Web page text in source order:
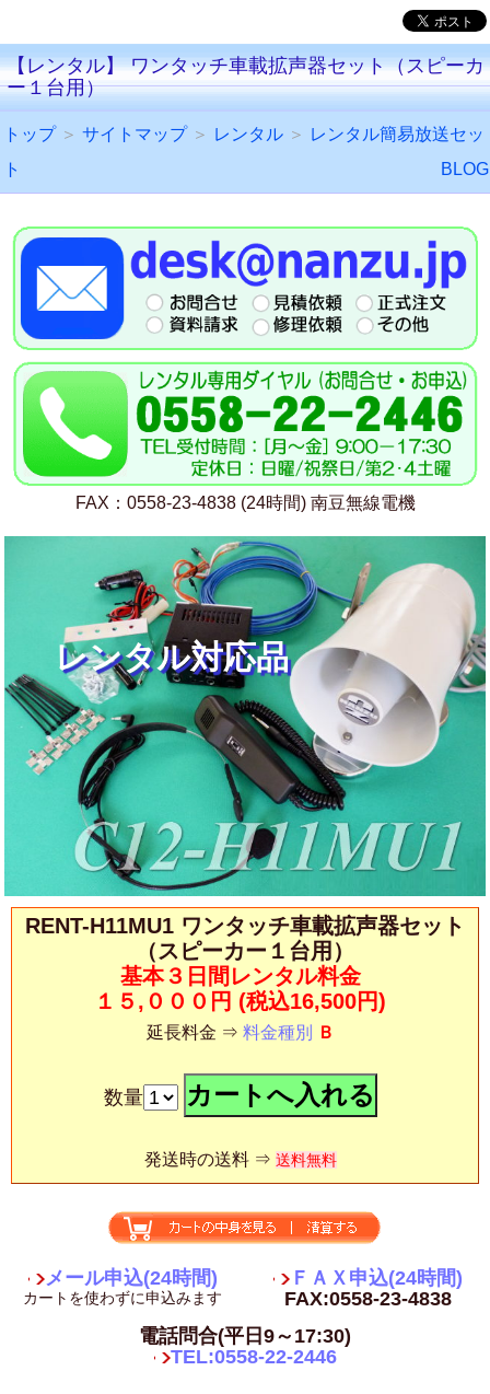
【レンタル】 ワンタッチ車載拡声器セット（スピーカ
ー１台用）
トップ＞ サイトマップ＞ レンタル ＞ レンタル簡易放送セッ
ト
BLOG
FAX：0558-23-4838 (24時間) 南豆無線電機
レンタル対応品
RENT-H11MU1 ワンタッチ車載拡声器セット
（スピーカー１台用）
基本３日間レンタル料金
１５,０００円 (税込16,500円)
延長料金 ⇒ 料金種別 Ｂ
数量
発送時の送料 ⇒ 送料無料
メール申込(24時間)
カートを使わずに申込みます
ＦＡＸ申込(24時間)
FAX:0558-23-4838
電話問合(平日9～17:30)
TEL:0558-22-2446